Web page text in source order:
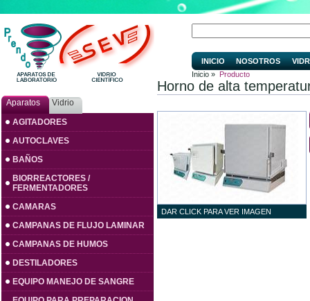
Aparatos
Vidrio
AGITADORES
AUTOCLAVES
BAÑOS
BIORREACTORES /
FERMENTADORES
CAMARAS
CAMPANAS DE FLUJO LAMINAR
CAMPANAS DE HUMOS
DESTILADORES
EQUIPO MANEJO DE SANGRE
INICIO NOSOTROS
Inicio » Producto
Horno de alta
DAR CLICK PARA VER IMAGEN